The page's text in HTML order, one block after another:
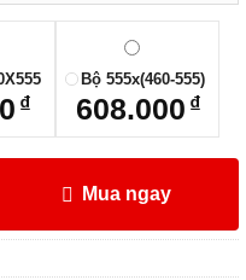
₫
Bộ 555x(460-555)
608.000 ₫
Mua ngay